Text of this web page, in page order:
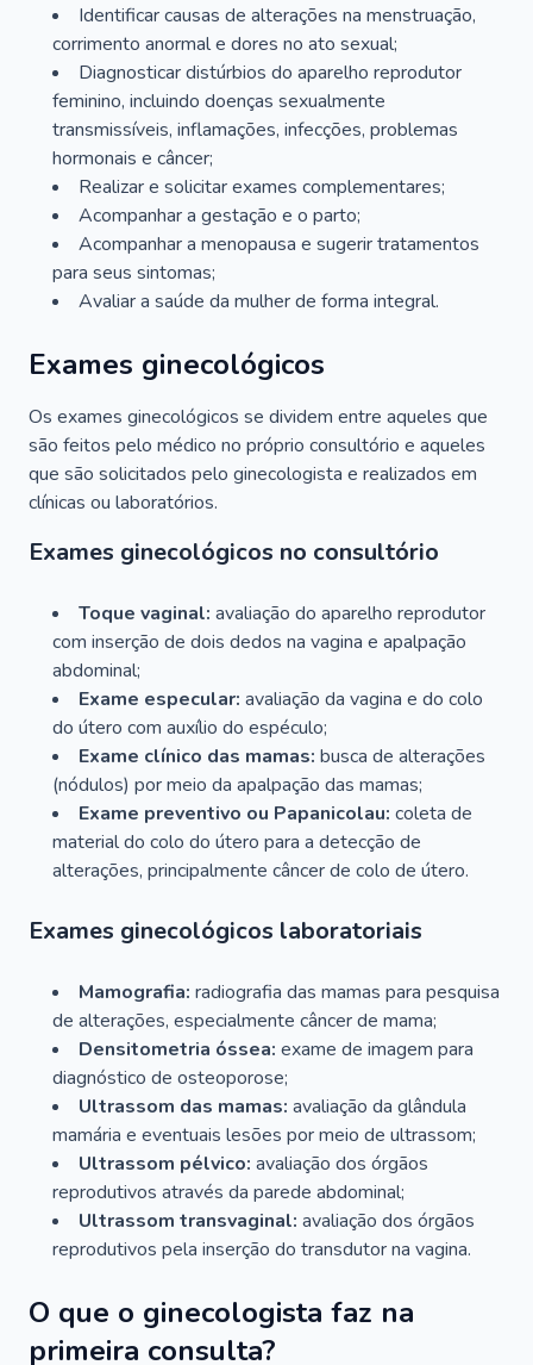
Identificar causas de alterações na menstruação,
corrimento anormal e dores no ato sexual;
Diagnosticar distúrbios do aparelho reprodutor
feminino, incluindo doenças sexualmente
transmissíveis, inflamações, infecções, problemas
hormonais e câncer;
Realizar e solicitar exames complementares;
Acompanhar a gestação e o parto;
Acompanhar a menopausa e sugerir tratamentos
para seus sintomas;
Avaliar a saúde da mulher de forma integral.
Exames ginecológicos
Os exames ginecológicos se dividem entre aqueles que
são feitos pelo médico no próprio consultório e aqueles
que são solicitados pelo ginecologista e realizados em
clínicas ou laboratórios.
Exames ginecológicos no consultório
Toque vaginal: avaliação do aparelho reprodutor
com inserção de dois dedos na vagina e apalpação
abdominal;
Exame especular: avaliação da vagina e do colo
do útero com auxílio do espéculo;
Exame clínico das mamas: busca de alterações
(nódulos) por meio da apalpação das mamas;
Exame preventivo ou Papanicolau: coleta de
material do colo do útero para a detecção de
alterações, principalmente câncer de colo de útero.
Exames ginecológicos laboratoriais
Mamografia: radiografia das mamas para pesquisa
de alterações, especialmente câncer de mama;
Densitometria óssea: exame de imagem para
diagnóstico de osteoporose;
Ultrassom das mamas: avaliação da glândula
mamária e eventuais lesões por meio de ultrassom;
Ultrassom pélvico: avaliação dos órgãos
reprodutivos através da parede abdominal;
Ultrassom transvaginal: avaliação dos órgãos
reprodutivos pela inserção do transdutor na vagina.
O que o ginecologista faz na
primeira consulta?